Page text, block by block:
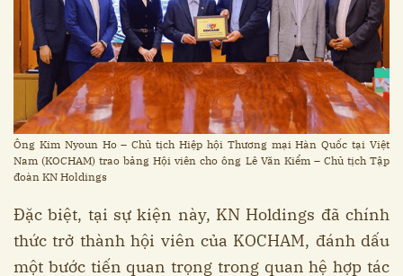
Ông Kim Nyoun Ho – Chủ tịch Hiệp hội Thương mại Hàn Quốc tại Việt
Nam (KOCHAM) trao bảng Hội viên cho ông Lê Văn Kiểm – Chủ tịch Tập
đoàn KN Holdings
Đặc biệt, tại sự kiện này, KN Holdings đã chính
thức trở thành hội viên của KOCHAM, đánh dấu
một bước tiến quan trọng trong quan hệ hợp tác